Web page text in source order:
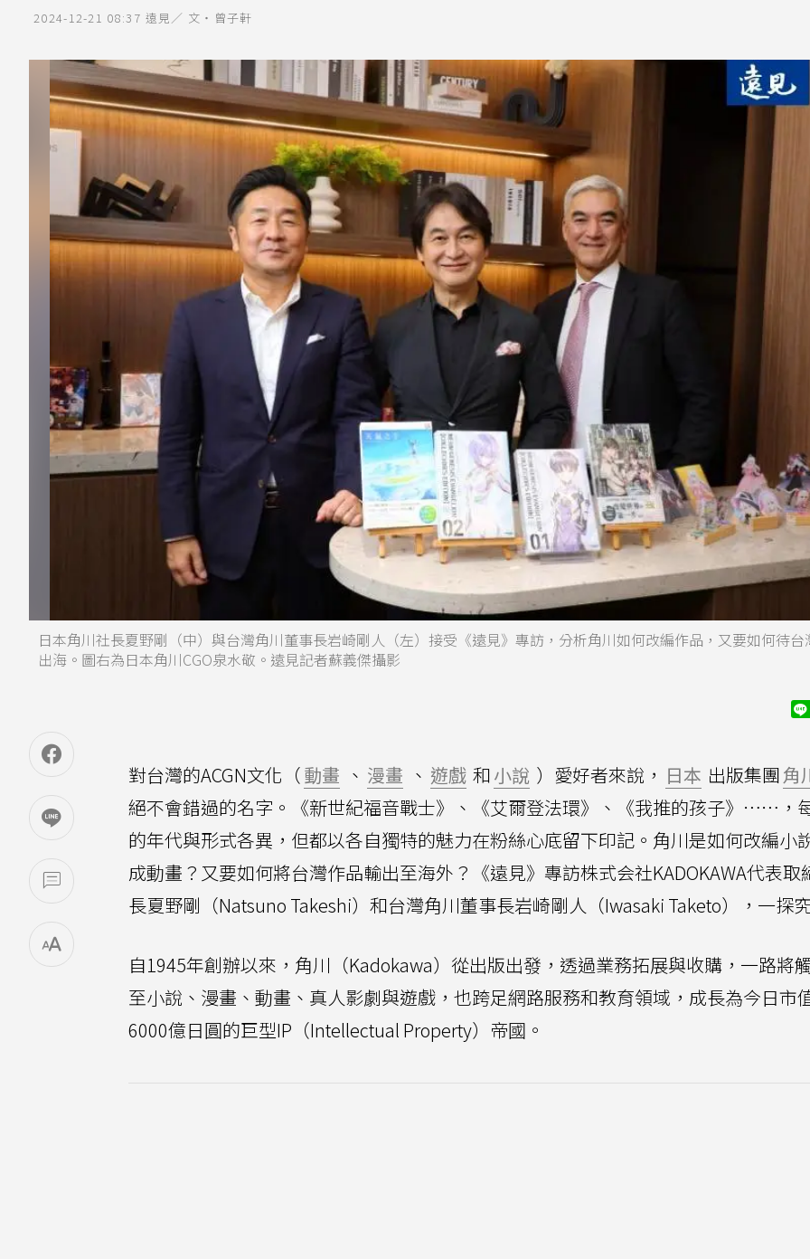
2024-12-21 08:37 遠見／ 文‧曾子軒
日本角川社長夏野剛（中）與台灣角川董事長岩崎剛人（左）接受《遠見》專訪，分析角川如何改編作品，又要如何待台
出海。圖右為日本角川CGO泉水敬。遠見記者蘇義傑攝影
對台灣的ACGN文化（動畫 、 漫畫 、 遊戲 和小說 ）愛好者來說， 日本 出版集團角
絕不會錯過的名字。《新世紀福音戰士》、《艾爾登法環》、《我推的孩子》⋯⋯，
的年代與形式各異，但都以各自獨特的魅力在粉絲心底留下印記。角川是如何改編小
成動畫？又要如何將台灣作品輸出至海外？《遠見》專訪株式会社KADOKAWA代表取
長夏野剛（Natsuno Takeshi）和台灣角川董事長岩崎剛人（Iwasaki Taketo），一探
自1945年創辦以來，角川（Kadokawa）從出版出發，透過業務拓展與收購，一路將
至小說、漫畫、動畫、真人影劇與遊戲，也跨足網路服務和教育領域，成長為今日市
6000億日圓的巨型IP（Intellectual Property）帝國。